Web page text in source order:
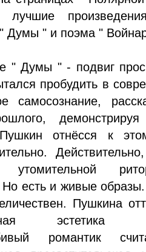
Думы " и поэма "
" Думы " - подвиг
пробудить в
самосознание,
отнёсся к
утомительной
Но есть и живые
Пушкина
эстетика
романтик